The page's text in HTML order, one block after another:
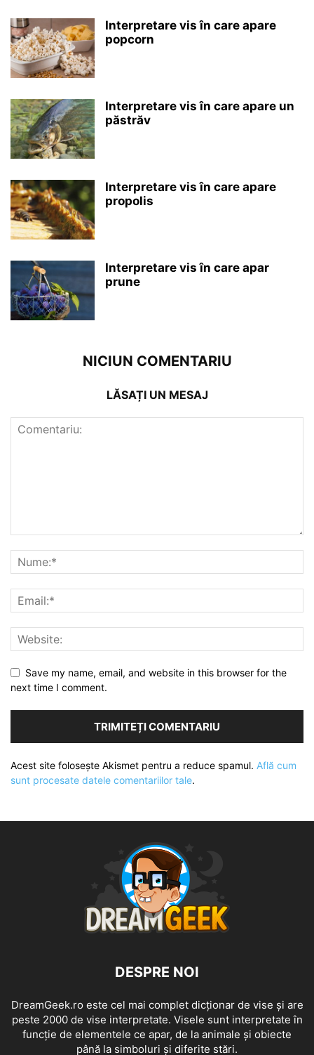
Interpretare vis în care apare
popcorn
Interpretare vis în care apare un
păstrăv
Interpretare vis în care apare
propolis
Interpretare vis în care apar
prune
NICIUN COMENTARIU
LĂSAȚI UN MESAJ
Save my name, email, and website in this browser for the
next time I comment.
Acest site folosește Akismet pentru a reduce spamul. Află cum
sunt procesate datele comentariilor tale.
DESPRE NOI
DreamGeek.ro este cel mai complet dicționar de vise și are
peste 2000 de vise interpretate. Visele sunt interpretate în
funcție de elementele ce apar, de la animale și obiecte
până la simboluri și diferite stări.